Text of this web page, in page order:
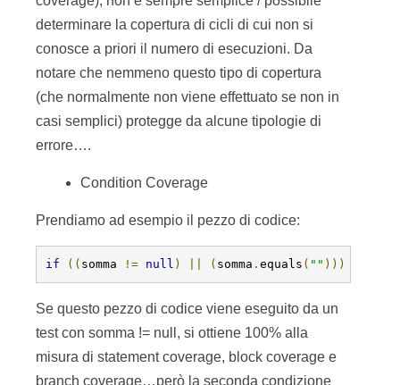
if ((somma != null) || (somma .equals (""
Se questo pezzo di codice viene eseguito da un
test con somma != null, si ottiene 100% alla
misura di statement coverage, block coverage e
branch coverage…però la seconda condizione
condizioni è chiamata condition coverage.
Utilizzo delle misure di
copertura
Un criterio quantitativo di copertura viene spesso
utilizzato come soglia, (es. 90% degli statement)